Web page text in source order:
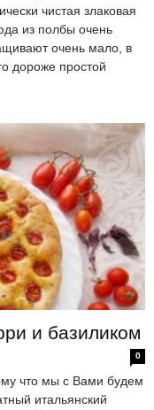
чистая злаковая
из полбы очень
очень мало, в
дороже простой
и базиликом
0
что мы с Вами будем
итальянский